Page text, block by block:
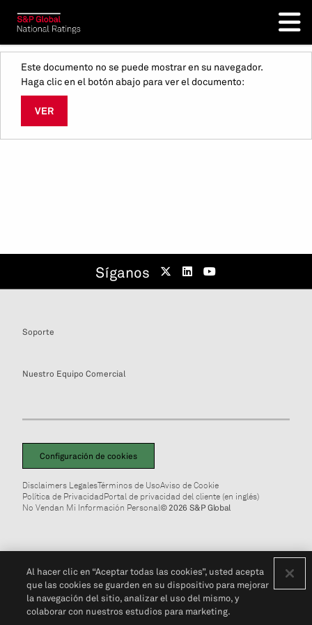
Este documento no se puede mostrar en su navegador.
Haga clic en el botón abajo para ver el documento:
VER
Síganos
Soporte
Nuestro Equipo Comercial
Configuración de cookies
Disclaimers LegalesTérminos de UsoAviso de Cookie
Política de PrivacidadPortal de privacidad del cliente (en inglés)
No Vendan Mi Información Personal© 2026 S&P Global
Al hacer clic en “Aceptar todas las cookies”, usted acepta
que las cookies se guarden en su dispositivo para mejorar
la navegación del sitio, analizar el uso del mismo, y
colaborar con nuestros estudios para marketing.